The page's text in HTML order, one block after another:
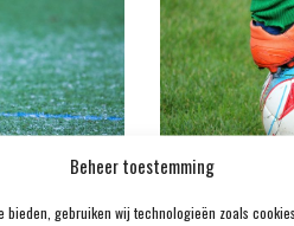
Beheer toestemming
bieden, gebruiken wij technologieën zoals
STAAT
EREDIVISIE
‘FC UTRECHT